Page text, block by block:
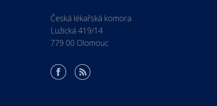
Česká lékařská komora
Lužická 419/14
779 00 Olomouc